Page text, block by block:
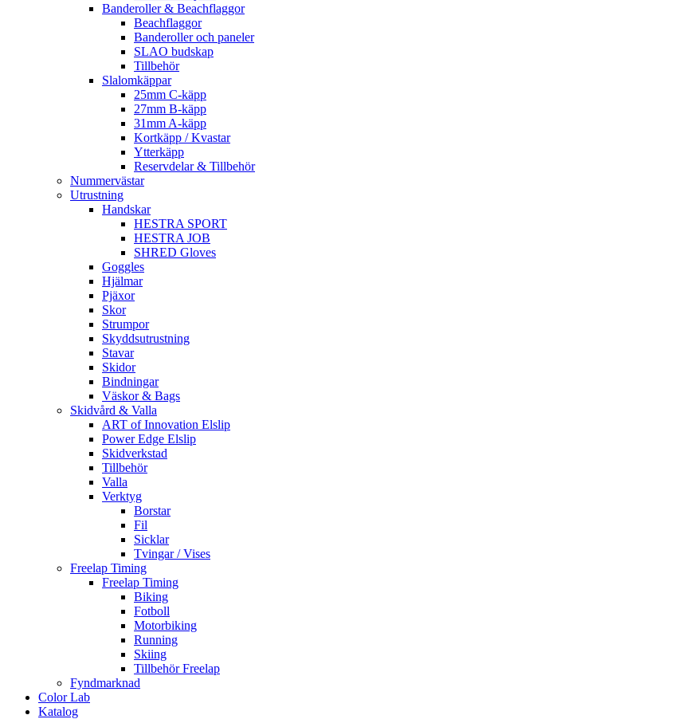
Banderoller & Beachflaggor
Beachflaggor
Banderoller och paneler
SLAO budskap
Tillbehör
Slalomkäppar
25mm C-käpp
27mm B-käpp
31mm A-käpp
Kortkäpp / Kvastar
Ytterkäpp
Reservdelar & Tillbehör
Nummervästar
Utrustning
Handskar
HESTRA SPORT
HESTRA JOB
SHRED Gloves
Goggles
Hjälmar
Pjäxor
Skor
Strumpor
Skyddsutrustning
Stavar
Skidor
Bindningar
Väskor & Bags
Skidvård & Valla
ART of Innovation Elslip
Power Edge Elslip
Skidverkstad
Tillbehör
Valla
Verktyg
Borstar
Fil
Sicklar
Tvingar / Vises
Freelap Timing
Freelap Timing
Biking
Fotboll
Motorbiking
Running
Skiing
Tillbehör Freelap
Fyndmarknad
Color Lab
Katalog